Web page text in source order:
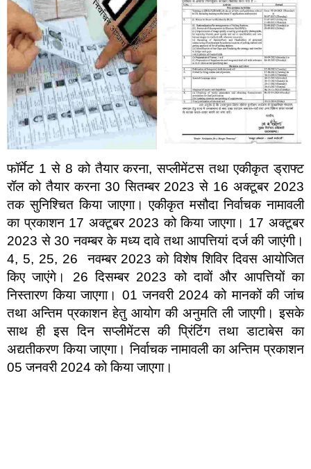
फॉर्मेट 1 से 8 को तैयार करना, सप्लीमेंटस तथा एकीकृत ड्राफ्ट
रॉल को तैयार करना 30 सितम्बर 2023 से 16 अक्टूबर 2023
तक सुनिश्चित किया जाएगा। एकीकृत मसौदा निर्वाचक नामावली
का प्रकाशन 17 अक्टूबर 2023 को किया जाएगा। 17 अक्टूबर
2023 से 30 नवम्बर के मध्य दावे तथा आपत्तियां दर्ज की जाएंगी।
4, 5, 25, 26 नवम्बर 2023 को विशेष शिविर दिवस आयोजित
किए जाएंगे। 26 दिसम्बर 2023 को दावों और आपत्तियों का
निस्तारण किया जाएगा। 01 जनवरी 2024 को मानकों की जांच
तथा अन्तिम प्रकाशन हेतु आयोग की अनुमति ली जाएगी। इसके
साथ ही इस दिन सप्लीमेंटस की प्रिंटिंग तथा डाटाबेस का
अद्यतीकरण किया जाएगा। निर्वाचक नामावली का अन्तिम प्रकाशन
05 जनवरी 2024 को किया जाएगा।